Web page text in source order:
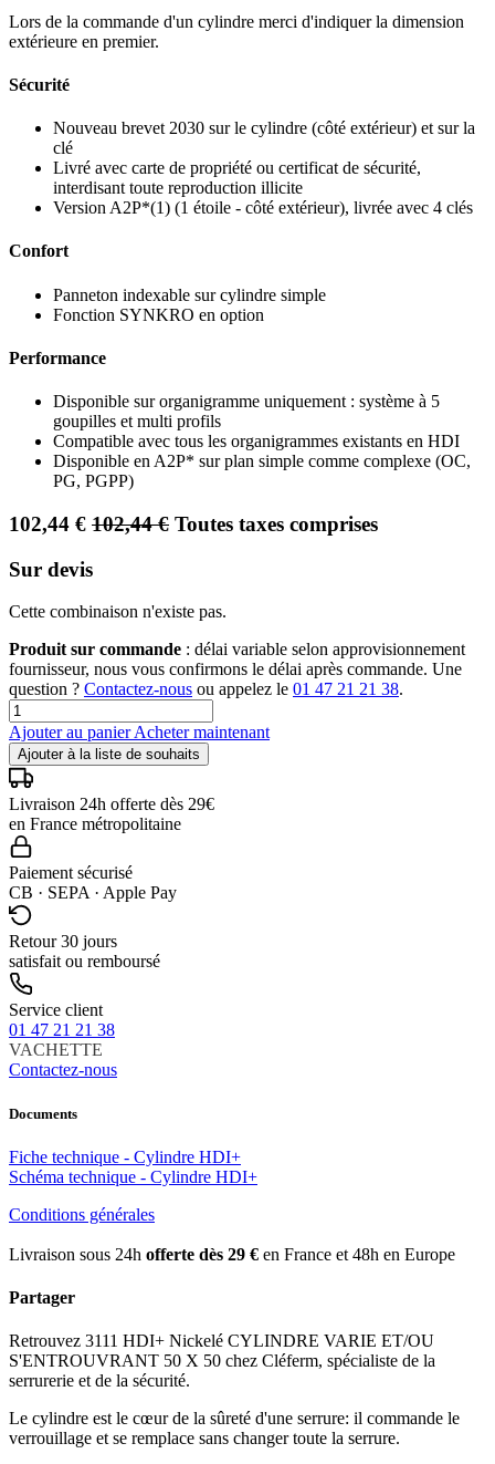
Lors de la commande d'un cylindre merci d'indiquer la dimension
extérieure en premier.
Sécurité
Nouveau brevet 2030 sur le cylindre (côté extérieur) et sur la
clé
Livré avec carte de propriété ou certificat de sécurité,
interdisant toute reproduction illicite
Version A2P*(1) (1 étoile - côté extérieur), livrée avec 4 clés
Confort
Panneton indexable sur cylindre simple
Fonction SYNKRO en option
Performance
Disponible sur organigramme uniquement : système à 5
goupilles et multi profils
Compatible avec tous les organigrammes existants en HDI
Disponible en A2P* sur plan simple comme complexe (OC,
PG, PGPP)
102,44 € 102,44€ Toutes taxes comprises
Sur devis
Cette combinaison n'existe pas.
Produit sur commande : délai variable selon approvisionnement
fournisseur, nous vous confirmons le délai après commande. Une
question ? Contactez-nous ou appelez le 01 47 21 21 38.
Ajouter au panierAcheter maintenant
Ajouter à la liste de souhaits
Livraison 24h offerte dès 29€
en France métropolitaine
Paiement sécurisé
CB · SEPA · Apple Pay
Retour 30 jours
satisfait ou remboursé
Service client
01 47 21 21 38
VACHETTE
Contactez-nous
Documents
Fiche technique - Cylindre HDI+
Schéma technique - Cylindre HDI+
Conditions générales
Livraison sous 24h offerte dès 29 € en France et 48h en Europe
Partager
Retrouvez 3111 HDI+ Nickelé CYLINDRE VARIE ET/OU
S'ENTROUVRANT 50 X 50 chez Cléferm, spécialiste de la
serrurerie et de la sécurité.
Le cylindre est le cœur de la sûreté d'une serrure: il commande le
verrouillage et se remplace sans changer toute la serrure.